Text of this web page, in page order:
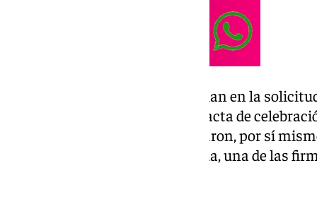
Estos tres documentos consistían en la
pago de tasas de matrimonio y acta de
primeros, según el fiscal, «alteraron, por sí
que no ha podido ser identificada, una de las